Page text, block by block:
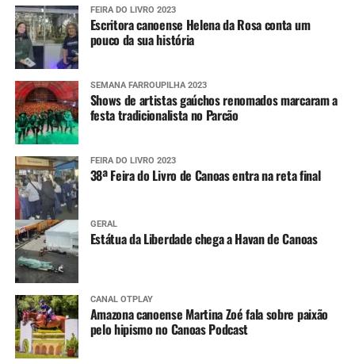
FEIRA DO LIVRO 2023
Escritora canoense Helena da Rosa conta um
pouco da sua história
SEMANA FARROUPILHA 2023
Shows de artistas gaúchos renomados marcaram a
festa tradicionalista no Parcão
FEIRA DO LIVRO 2023
38ª Feira do Livro de Canoas entra na reta final
GERAL
Estátua da Liberdade chega a Havan de Canoas
CANAL OTPLAY
Amazona canoense Martina Zoé fala sobre paixão
pelo hipismo no Canoas Podcast